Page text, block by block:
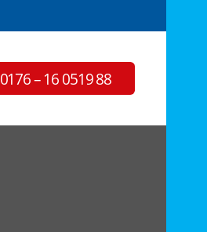
0176 – 16 0519 88